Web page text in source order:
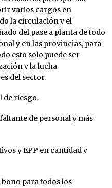
varios cargos en
la circulación y el
del pase a planta de todo
y en las provincias, para
esto solo puede ser
y la lucha
del sector.
de riesgo.
de personal y más
y EPP en cantidad y
para todos los